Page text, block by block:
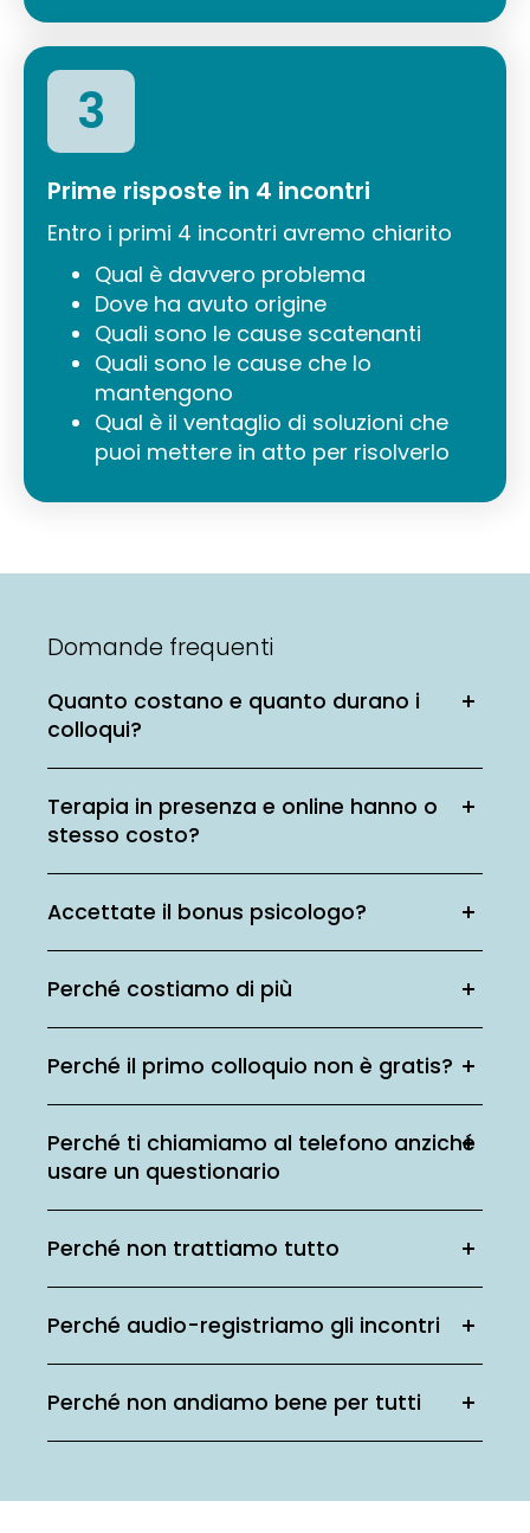
3
Prime risposte in 4 incontri
Entro i primi 4 incontri avremo chiarito
Qual è davvero problema
Dove ha avuto origine
Quali sono le cause scatenanti
Quali sono le cause che lo
mantengono
Qual è il ventaglio di soluzioni che
puoi mettere in atto per risolverlo
Domande frequenti
Quanto costano e quanto durano i
colloqui?
Terapia in presenza e online hanno o
stesso costo?
Accettate il bonus psicologo?
Perché costiamo di più
Perché il primo colloquio non è gratis?
Perché ti chiamiamo al telefono anziché
usare un questionario
Perché non trattiamo tutto
Perché audio-registriamo gli incontri
Perché non andiamo bene per tutti